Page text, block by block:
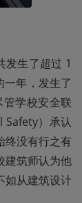
发生了超过 1
一年，发生了
学校安全联
）承认
终没有行之有
建筑师认为他
如从建筑设计